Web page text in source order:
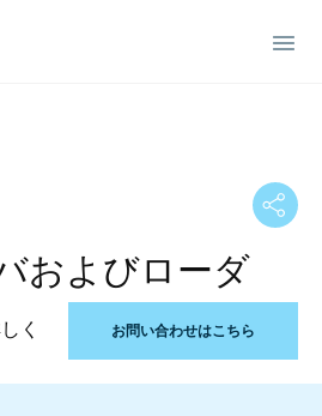
およびローダ
く お問い合わせはこちら